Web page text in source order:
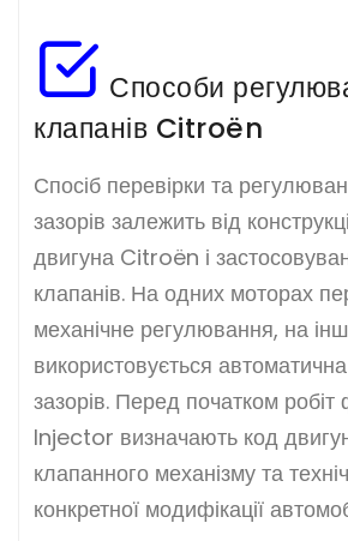
Способи
клапанів Citroën
Спосіб перевірки та
зазорів залежить від
двигуна Citroën і
клапанів. На одних моторах
механічне регулювання, на
використовується
зазорів. Перед початком робіт
Injector визначають код
клапанного механізму та
конкретної модифікації